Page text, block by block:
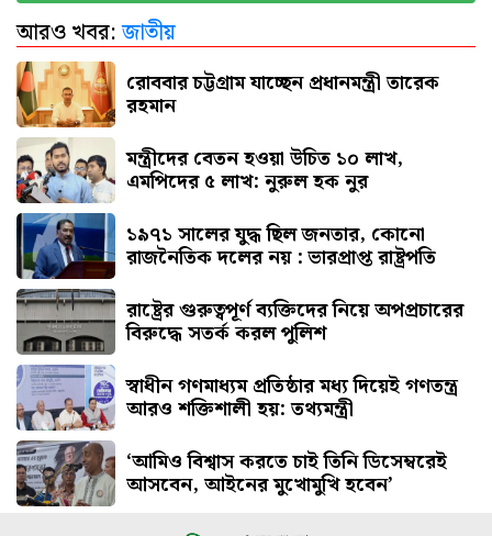
রাষ্ট্রের গুরুত্বপূর্ণ ব্যক্তিদের নিয়ে অপপ্রচারের বিরুদ্ধে
আরও খবর:জাতীয়
রোববার চট্টগ্রাম যাচ্ছেন প্রধানমন্ত্রী তারেক
রহমান
মন্ত্রীদের বেতন হওয়া উচিত ১০ লাখ,
এমপিদের ৫ লাখ: নুরুল হক নুর
১৯৭১ সালের যুদ্ধ ছিল জনতার, কোনো
রাজনৈতিক দলের নয় : ভারপ্রাপ্ত রাষ্ট্রপতি
রাষ্ট্রের গুরুত্বপূর্ণ ব্যক্তিদের নিয়ে অপপ্রচারের
বিরুদ্ধে সতর্ক করল পুলিশ
স্বাধীন গণমাধ্যম প্রতিষ্ঠার মধ্য দিয়েই গণতন্ত্র
আরও শক্তিশালী হয়: তথ্যমন্ত্রী
‘আমিও বিশ্বাস করতে চাই তিনি ডিসেম্বরেই
আসবেন, আইনের মুখোমুখি হবেন’